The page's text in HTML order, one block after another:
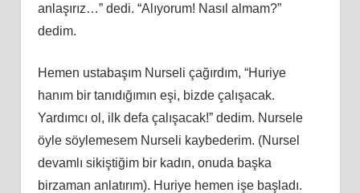
anlaşırız…” dedi. “Alıyorum! Nasıl almam?”
dedim.
Hemen ustabaşım Nurseli çağırdım, “Huriye
hanım bir tanıdığımın eşi, bizde çalışacak.
Yardımcı ol, ilk defa çalışacak!” dedim. Nursele
öyle söylemesem Nurseli kaybederim. (Nursel
devamlı sikiştiğim bir kadın, onuda başka
birzaman anlatırım). Huriye hemen işe başladı.